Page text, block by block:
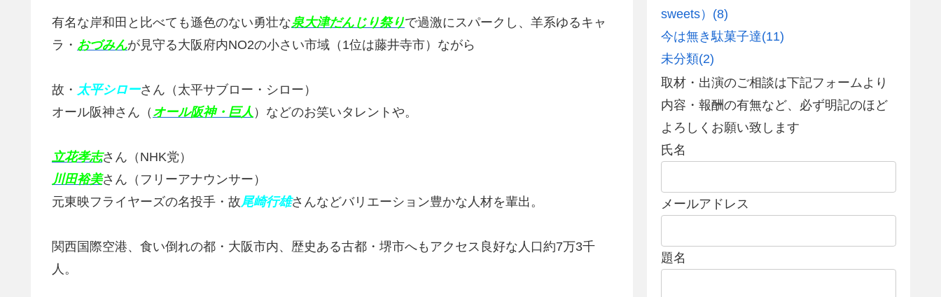
有名な岸和田と比べても遜色のない勇壮な泉大津だんじり祭りで過激にスパークし、羊系ゆるキャ
ラ・ おづみんが見守る大阪府内NO2の小さい市域（1位は藤井寺市）ながら
故・ 太平シローさん（太平サブロー・シロー）
オール阪神さん（ オール阪神・巨人 ）などのお笑いタレントや。
立花孝志さん（NHK党）
川田裕美さん（フリーアナウンサー）
元東映フライヤーズの名投手・故尾崎行雄さんなどバリエーション豊かな人材を輩出。
関西国際空港、食い倒れの都・大阪市内、歴史ある古都・堺市へもアクセス良好な人口約7万3千
人。
sweets） (8)
今は無き駄菓子達(11)
未分類(2)
取材・出演のご相談は下記フォームより
内容・報酬の有無など、必ず明記のほど
よろしくお願い致します
氏名
メールアドレス
題名